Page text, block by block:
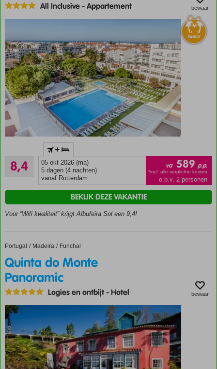
dagen All Inclusive-Appartement bewaar
Fantastisch
zandstrand
op
loopafstand
250
van
Strip
Buffet
la-
Trakteer
jezelf
suites
én All
Inclusive
8,4
Zeer goed
8
beoordelingen
+
05 okt 2026 (ma)
5 dagen (4 nachten)
vanaf Rotterdam
va 589 p.p.
*incl. alle verplichte kosten
o.b.v. 2 personen
Voor “Wifi kwaliteit” krijgt Albufeira Sol een 9,4!
BEKIJK DEZE VAKANTIE
Home
Portugal Madeira Funchal
Quinta do Monte Panoramic
Quinta do Monte
Panoramic
Logies en ontbijt-Hotel bewaar